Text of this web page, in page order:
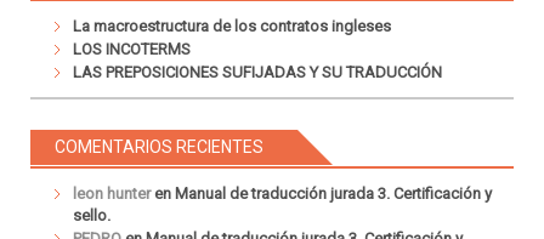
La macroestructura de los contratos ingleses
LOS INCOTERMS
LAS PREPOSICIONES SUFIJADAS Y SU TRADUCCIÓN
COMENTARIOS RECIENTES
leon hunteren Manual de traducción jurada 3. Certificación y
sello.